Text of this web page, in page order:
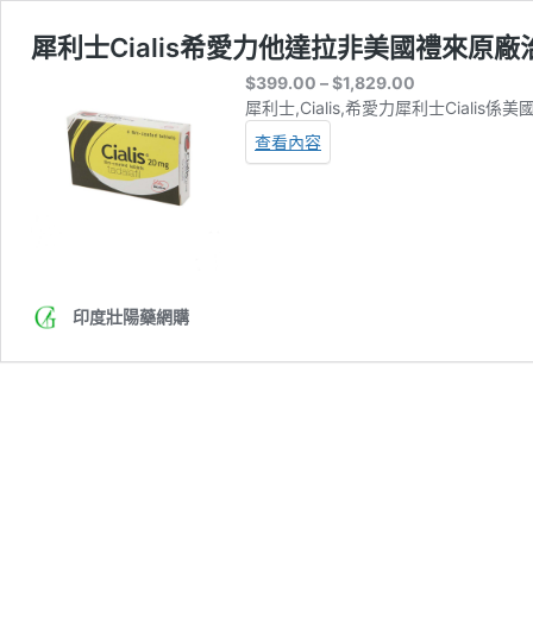
犀利士Cialis希愛力他達拉非美國禮來原
$399.00 –$1,829.00
range:
犀利士,Cialis,希愛力犀利士Cialis係
查看內容
印度壯陽藥網購